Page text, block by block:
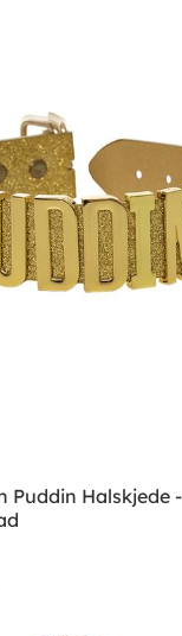
Puddin Halskjede -